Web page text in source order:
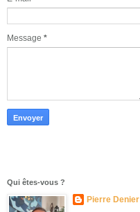
Message *
Qui êtes-vous ?
Pierre Denier